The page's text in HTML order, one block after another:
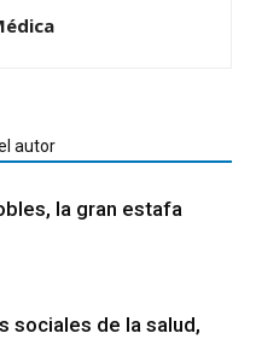
autor
la gran estafa
sociales de la salud,